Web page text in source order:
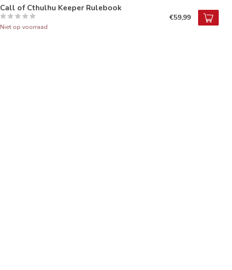
Call of Cthulhu Keeper Rulebook
Niet op voorraad
€59,99